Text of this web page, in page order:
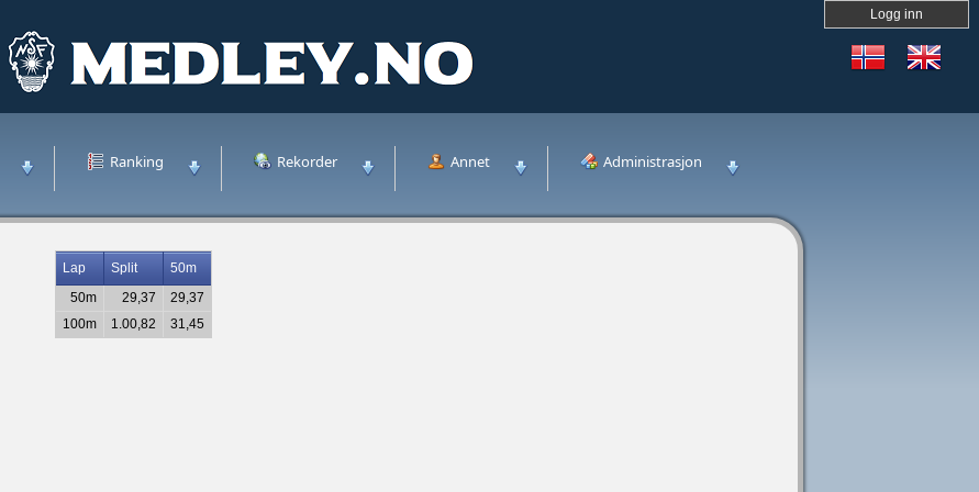
Logg inn
Ranking Rekorder Annet Administrasjon
Lap Split
50m
50m
29,37
29,37
100m
1.00,82 31,45